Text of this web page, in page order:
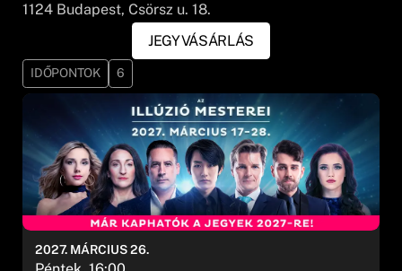
1124 Budapest, Csörsz u. 18.
JEGYVÁSÁRLÁS
IDŐPONTOK 6
2027. MÁRCIUS 26.